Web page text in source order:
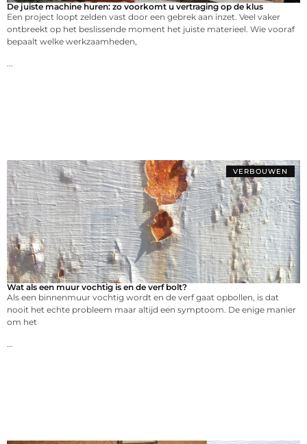
De juiste machine huren: zo voorkomt u vertraging op de klus
Een project loopt zelden vast door een gebrek aan inzet. Veel vaker
ontbreekt op het beslissende moment het juiste materieel. Wie vooraf
bepaalt welke werkzaamheden,
...
VERBOUWEN
Wat als een muur vochtig is en de verf bolt?
Als een binnenmuur vochtig wordt en de verf gaat opbollen, is dat
nooit het echte probleem maar altijd een symptoom. De enige manier
om het
...